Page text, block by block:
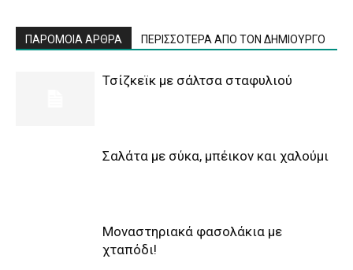
ΠΑΡΟΜΟΙΑ ΑΡΘΡΑ ΠΕΡΙΣΣΟΤΕΡΑ ΑΠΟ ΤΟΝ ΔΗΜΙΟΥΡΓΟ
Τσίζκεϊκ με σάλτσα σταφυλιού
Σαλάτα με σύκα, μπέικον και χαλούμι
Μοναστηριακά φασολάκια με
χταπόδι!